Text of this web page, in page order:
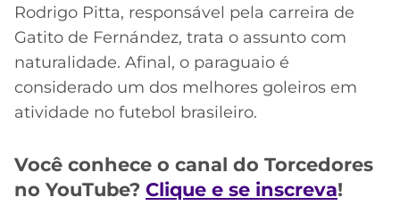
Rodrigo Pitta, responsável pela carreira de
Gatito de Fernández, trata o assunto com
naturalidade. Afinal, o paraguaio é
considerado um dos melhores goleiros em
atividade no futebol brasileiro.
Você conhece o canal do Torcedores
no YouTube? Clique e se inscreva!